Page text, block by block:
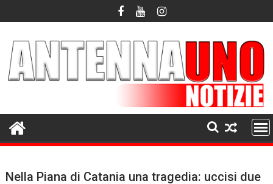
to
Nella Piana di Catania una tragedia: uccisi due